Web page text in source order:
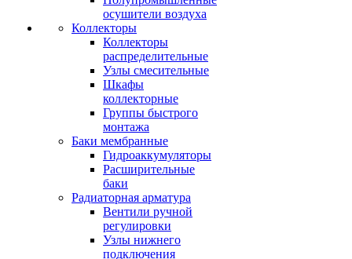
осушители воздуха
Коллекторы
Коллекторы
распределительные
Узлы смесительные
Шкафы
коллекторные
Группы быстрого
монтажа
Баки мембранные
Гидроаккумуляторы
Расширительные
баки
Радиаторная арматура
Вентили ручной
регулировки
Узлы нижнего
подключения